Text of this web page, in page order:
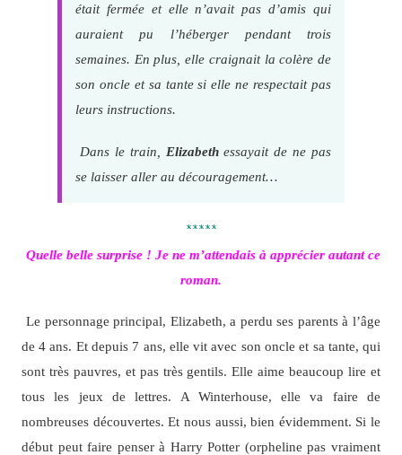
était fermée et elle n’avait pas d’amis qui
auraient pu l’héberger pendant trois
semaines. En plus, elle craignait la colère de
son oncle et sa tante si elle ne respectait pas
leurs instructions.
Dans le train, Elizabethessayait de ne pas
se laisser aller au découragement…
*****
Quelle belle surprise ! Je ne m’attendais à apprécier autant ce
roman.
Le personnage principal, Elizabeth, a perdu ses parents à l’âge
de 4 ans. Et depuis 7 ans, elle vit avec son oncle et sa tante, qui
sont très pauvres, et pas très gentils. Elle aime beaucoup lire et
tous les jeux de lettres. A Winterhouse, elle va faire de
nombreuses découvertes. Et nous aussi, bien évidemment. Si le
début peut faire penser à Harry Potter (orpheline pas vraiment